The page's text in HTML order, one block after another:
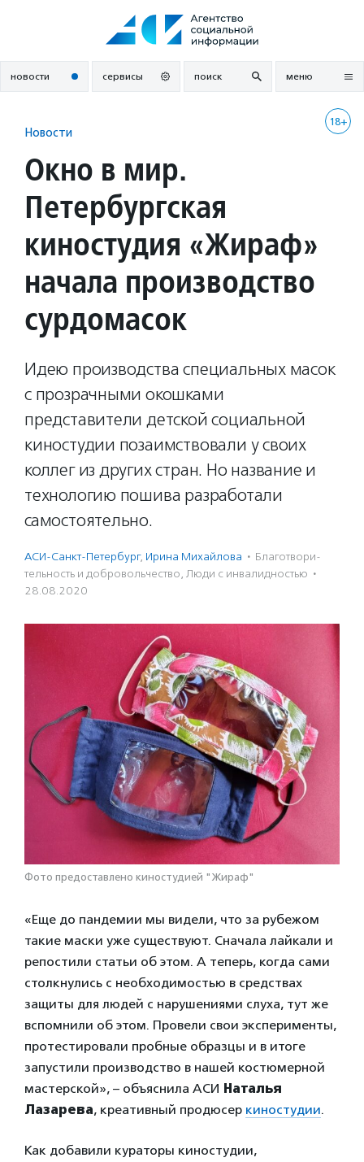
новости сервисы поиск меню
18+
Новости
Окно в мир.
Петербургская
киностудия «Жираф»
начала производство
сурдомасок
Идею производства специальных масок
с прозрачными окошками
представители детской социальной
киностудии позаимствовали у своих
коллег из других стран. Но название и
технологию пошива разработали
самостоятельно.
АСИ-Санкт-Петербург, Ирина Михайлова · Благотвори­
тель­ность и доброволь­чест­во, Люди с инвалидностью ·
28.08.2020
Фото предоставлено киностудией "Жираф"
«Еще до пандемии мы видели, что за рубежом
такие маски уже существуют. Сначала лайкали и
репостили статьи об этом. А теперь, когда сами
столкнулись с необходимостью в средствах
защиты для людей с нарушениями слуха, тут же
вспомнили об этом. Провели свои эксперименты,
протестировали пробные образцы и в итоге
запустили производство в нашей костюмерной
мастерской», – объяснила АСИ Наталья
Лазарева, креативный продюсер киностудии.
Как добавили кураторы киностудии,